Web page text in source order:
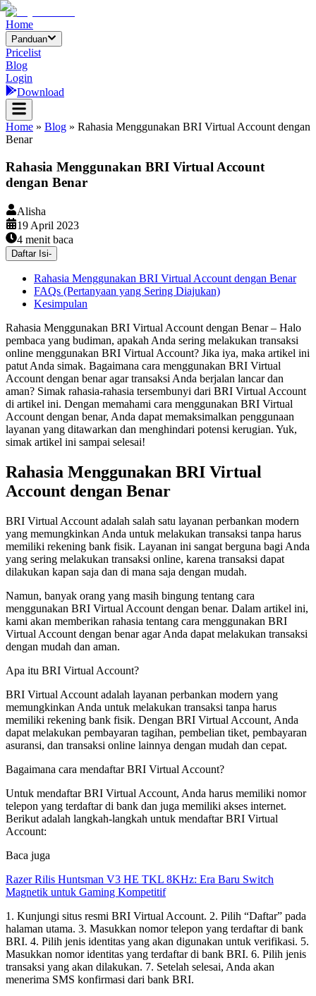
Home
Panduan
Pricelist
Blog
Login
Download
Home » Blog » Rahasia Menggunakan BRI Virtual Account dengan
Benar
Rahasia Menggunakan BRI Virtual Account
dengan Benar
Alisha
19 April 2023
4 menit baca
Daftar Isi-
Rahasia Menggunakan BRI Virtual Account dengan Benar
FAQs (Pertanyaan yang Sering Diajukan)
Kesimpulan
Rahasia Menggunakan BRI Virtual Account dengan Benar – Halo
pembaca yang budiman, apakah Anda sering melakukan transaksi
online menggunakan BRI Virtual Account? Jika iya, maka artikel ini
patut Anda simak. Bagaimana cara menggunakan BRI Virtual
Account dengan benar agar transaksi Anda berjalan lancar dan
aman? Simak rahasia-rahasia tersembunyi dari BRI Virtual Account
di artikel ini. Dengan memahami cara menggunakan BRI Virtual
Account dengan benar, Anda dapat memaksimalkan penggunaan
layanan yang ditawarkan dan menghindari potensi kerugian. Yuk,
simak artikel ini sampai selesai!
Rahasia Menggunakan BRI Virtual
Account dengan Benar
BRI Virtual Account adalah salah satu layanan perbankan modern
yang memungkinkan Anda untuk melakukan transaksi tanpa harus
memiliki rekening bank fisik. Layanan ini sangat berguna bagi Anda
yang sering melakukan transaksi online, karena transaksi dapat
dilakukan kapan saja dan di mana saja dengan mudah.
Namun, banyak orang yang masih bingung tentang cara
menggunakan BRI Virtual Account dengan benar. Dalam artikel ini,
kami akan memberikan rahasia tentang cara menggunakan BRI
Virtual Account dengan benar agar Anda dapat melakukan transaksi
dengan mudah dan aman.
Apa itu BRI Virtual Account?
BRI Virtual Account adalah layanan perbankan modern yang
memungkinkan Anda untuk melakukan transaksi tanpa harus
memiliki rekening bank fisik. Dengan BRI Virtual Account, Anda
dapat melakukan pembayaran tagihan, pembelian tiket, pembayaran
asuransi, dan transaksi online lainnya dengan mudah dan cepat.
Bagaimana cara mendaftar BRI Virtual Account?
Untuk mendaftar BRI Virtual Account, Anda harus memiliki nomor
telepon yang terdaftar di bank dan juga memiliki akses internet.
Berikut adalah langkah-langkah untuk mendaftar BRI Virtual
Account:
Baca juga
Razer Rilis Huntsman V3 HE TKL 8KHz: Era Baru Switch
Magnetik untuk Gaming Kompetitif
1. Kunjungi situs resmi BRI Virtual Account. 2. Pilih “Daftar” pada
halaman utama. 3. Masukkan nomor telepon yang terdaftar di bank
BRI. 4. Pilih jenis identitas yang akan digunakan untuk verifikasi. 5.
Masukkan nomor identitas yang terdaftar di bank BRI. 6. Pilih jenis
transaksi yang akan dilakukan. 7. Setelah selesai, Anda akan
menerima SMS konfirmasi dari bank BRI.